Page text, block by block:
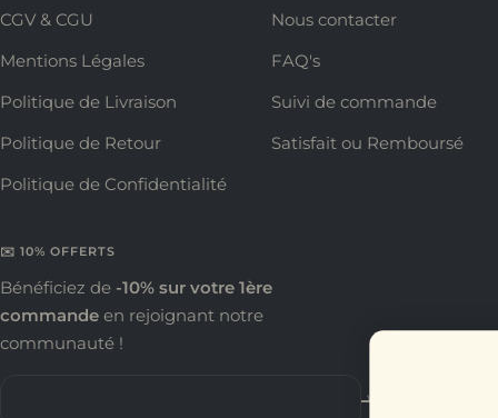
CGV & CGU
Mentions Légales
Politique de Livraison
Politique de Retour
Politique de Confidentialité
Nous contacter
FAQ's
Suivi de commande
Satisfait ou Remboursé
✉️ 10% OFFERTS
Bénéficiez de -10% sur votre 1ère
commande en rejoignant notre
communauté !
Votre e-mail